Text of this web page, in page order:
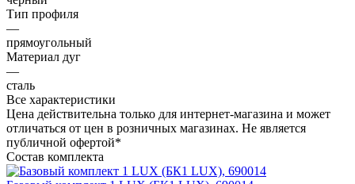
Тип профиля
—
прямоугольный
Материал дуг
—
сталь
Все характеристики
Цена действительна только для интернет-магазина и может
отличаться от цен в розничных магазинах. Не является
публичной офертой*
Состав комплекта